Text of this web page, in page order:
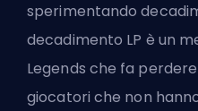
sperimentando
decadimento LP è un
Legends che fa
giocatori che non